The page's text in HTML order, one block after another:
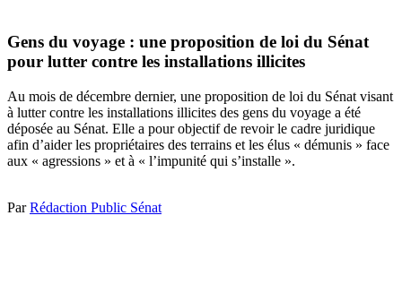
Gens du voyage : une proposition de loi du Sénat
pour lutter contre les installations illicites
Au mois de décembre dernier, une proposition de loi du Sénat visant
à lutter contre les installations illicites des gens du voyage a été
déposée au Sénat. Elle a pour objectif de revoir le cadre juridique
afin d’aider les propriétaires des terrains et les élus « démunis » face
aux « agressions » et à « l’impunité qui s’installe ».
ParRédaction Public Sénat